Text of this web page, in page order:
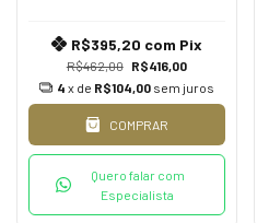
R$462,00 R$416,00
R$395,20 com Pix
4 x de R$104,00 sem juros
COMPRAR
Quero falar com
Especialista